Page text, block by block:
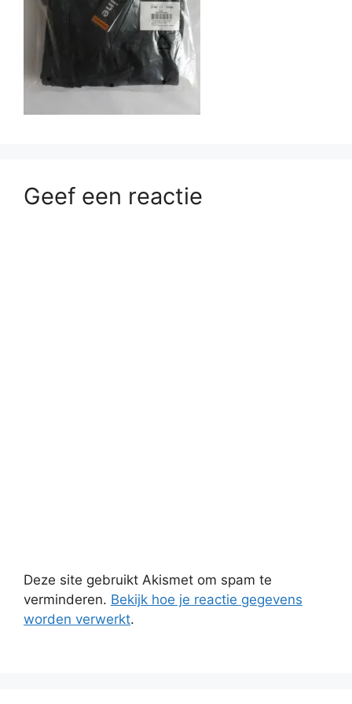
Geef een reactie
Deze site gebruikt Akismet om spam te
verminderen. Bekijk hoe je reactie gegevens
worden verwerkt.